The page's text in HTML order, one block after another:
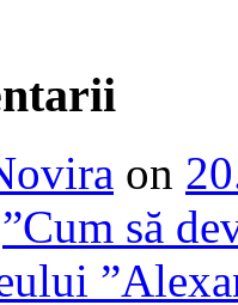
on
”Cum să